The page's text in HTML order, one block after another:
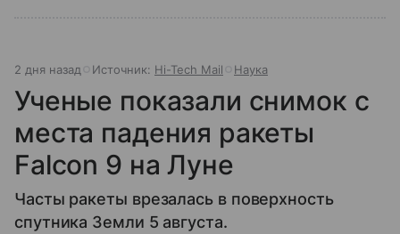
2 дня назад Источник: Hi-Tech Mail Наука
Ученые показали снимок с
места падения ракеты
Falcon 9 на Луне
Часты ракеты врезалась в поверхность
спутника Земли 5 августа.